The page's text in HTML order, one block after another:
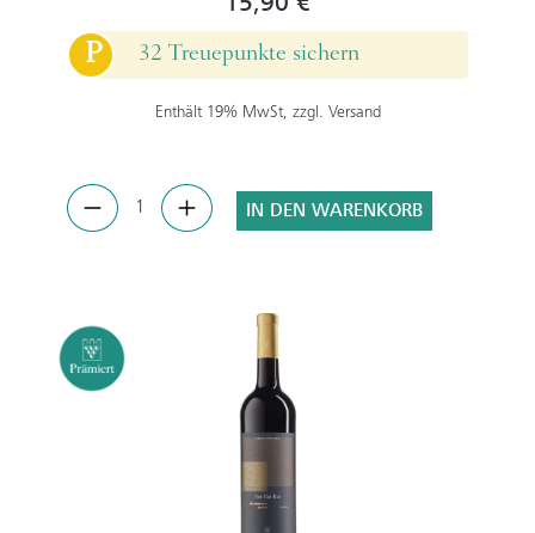
P
32 Treuepunkte sichern
Enthält 19% MwSt, zzgl. Versand
IN DEN WARENKORB